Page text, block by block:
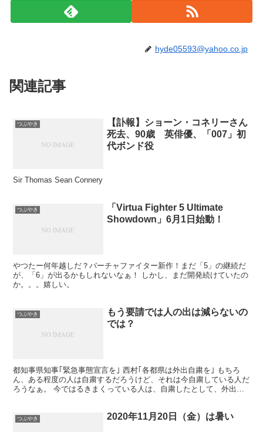
hyde05593@yahoo.co.jp
関連記事
つぶやき
【訃報】ショーン・コネリーさん
死去、90歳 英俳優、「007」初
代ボンド役
Sir Thomas Sean Connery
つぶやき
「Virtua Fighter 5 Ultimate
Showdown」6月1日始動！
やつたー何年越しだ？バーチャファイター新作！まだ「5」の継続だ
が、「6」が出るかもしれないなぁ！ しかし、まだ開発続けていたの
か。。。嬉しい。
つぶやき
もう要請では人の出は減らないの
では？
都知事県知事｢緊急事態宣言を｣ 西村｢各都県は外出自粛を｣ もちろ
ん、ある程度の人は自粛するだろうけど、それは今自粛している人だ
ろうなぁ。 今ではるきまくっている人は、自粛したとして、外出が
つぶやき 2020年11月20日（金）は暑い